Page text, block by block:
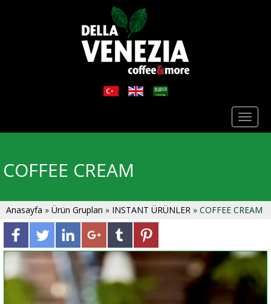
Toggle
COFFEE CREAM
Anasayfa » Ürün Grupları » INSTANT ÜRÜNLER » COFFEE CREAM